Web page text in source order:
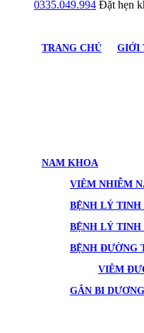
0335.049.994 Đặt hẹn
TRANG CHỦ
GIỚI
NAM KHOA
VIÊM NHIỄM
BỆNH LÝ TINH
BỆNH LÝ TINH
BỆNH ĐƯỜNG
VIÊM
GẮN BI